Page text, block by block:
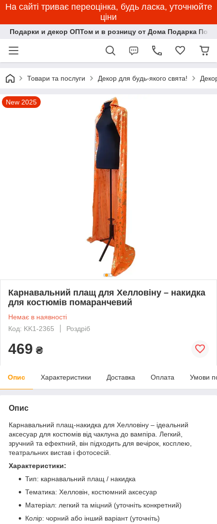
На сайті триває переоцінка, будь ласка, уточнюйте
ціни
Подарки и декор ОПТом и в розницу от Дома Подарка
Товари та послуги Декор для будь-якого свята!
New 2025
Карнавальний плащ для Хелловіну – накидка
для костюмів помаранчевий
Немає в наявності
Код: KK1-2365
Роздріб
469 ₴
Опис Характеристики Доставка Оплата Умови
Опис
Карнавальний плащ-накидка для Хелловіну – ідеальний
аксесуар для костюмів від чаклуна до вампіра. Легкий,
зручний та ефектний, він підходить для вечірок, косплею,
театральних вистав і фотосесій.
Характеристики:
Тип: карнавальний плащ / накидка
Тематика: Хелловін, костюмний аксесуар
Матеріал: легкий та міцний (уточніть конкретний)
Колір: чорний або інший варіант (уточніть)